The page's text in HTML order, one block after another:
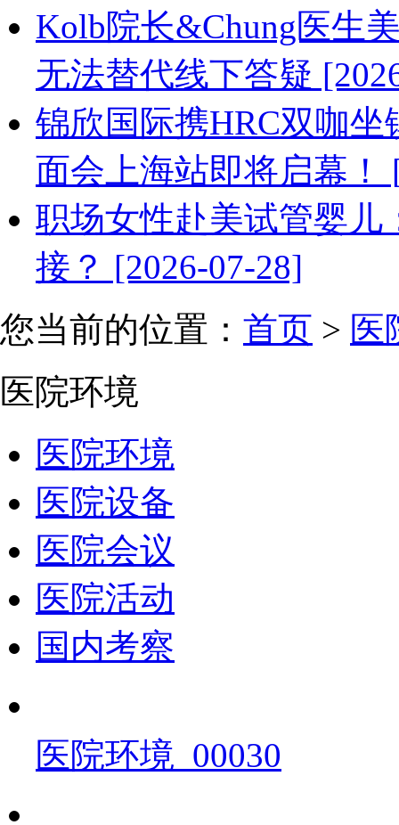
Kolb院长&Chung医生
无法替代线下答疑
锦欣国际携HRC双咖
面会上海站即将启幕！
职场女性赴美试管婴儿
接？ [2026-07-28]
您当前的位置： 首页 > 医
医院环境
医院环境
医院设备
医院会议
医院活动
国内考察
医院环境_00030